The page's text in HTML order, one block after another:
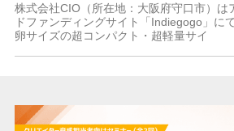
株式会社CIO（所在地：大阪府守口市）は
ドファンディングサイト「Indiegogo」に
卵サイズの超コンパクト・超軽量サイ